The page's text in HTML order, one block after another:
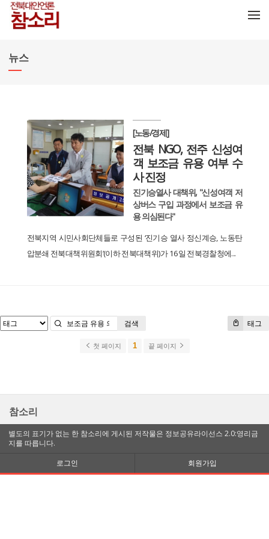
뉴스
[노동/경제]
전북 NGO, 전주 신성여
객 보조금 유용 여부 수
사 진정
진기승열사 대책위, "신성여객 저
상버스 구입 과정에서 보조금 유
용 의심된다"
전북지역 시민사회단체들로 구성된 ‘진기승 열사 정신계승, 노동탄
압분쇄 전북대책위원회’(이하 전북대책위)가 16일 전북경찰청에...
태그
검색
첫 페이지 1 끝 페이지
참소리
별도의 표기가 없는 한 참소리에 게시된 저작물은 정보공유라이선스 2.0:영리금
지를 따릅니다.
로그인
회원가입